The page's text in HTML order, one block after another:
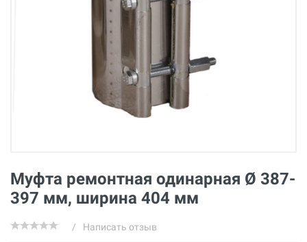
Муфта ремонтная одинарная Ø 387-
397 мм, ширина 404 мм
/ Написать отзыв